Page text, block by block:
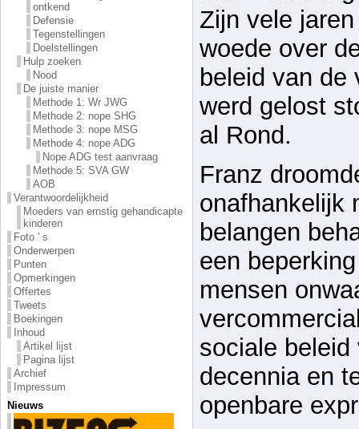
ontkend
Defensie
Tegenstellingen
Doelstellingen
Hulp zoeken
Nood
De juiste manier
Methode 1: Wr JWG
Methode 2: nope SHG
Methode 3: nope MSG
Methode 4: nope ADG
Nope ADG test aanvraag
Methode 5: SVA GW
AOB
Verantwoordelijkheid
Moeders van ernstig gehandicapte
kinderen
Foto ' s
Onderwerpen
Punten
Opmerkingen
Offertes
Tweets
Boekingen
Inhoud
Artikel lijst
Pagina lijst
Archief
Impressum
Nieuws
Zijn vele
woede over
beleid van de
werd gelost
al Rond.
Franz
onafhankelijk
belangen
een
mensen
sociale
decennia en
openbare